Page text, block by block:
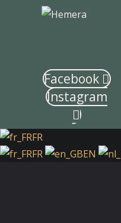
Facebook
Instagram
FR
FR
EN